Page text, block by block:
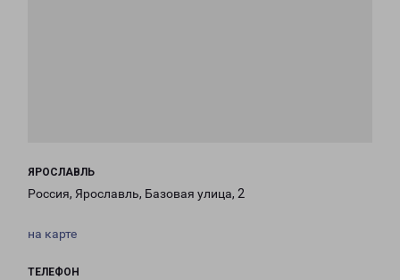
ЯРОСЛАВЛЬ
Россия, Ярославль, Базовая улица, 2
на карте
ТЕЛЕФОН